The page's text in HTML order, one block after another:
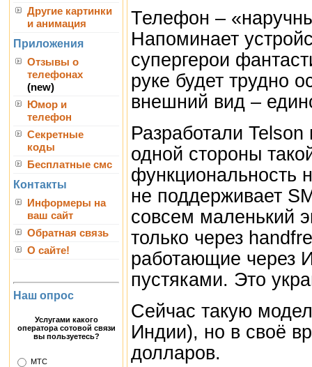
Другие картинки
и анимация
Приложения
Отзывы о
телефонах
(new)
Юмор и
телефон
Секретные
коды
Бесплатные смс
Контакты
Информеры на
ваш сайт
Обратная связь
О сайте!
Наш опрос
Услугами какого
оператора сотовой связи
вы пользуетесь?
МТС
Телефон –
Напоминает
супергерои
руке будет трудно
внешний вид –
Разработали
одной стороны
функциональность
не поддерживает
совсем маленький
только через
работающие через
пустяками. Это
Сейчас такую
Индии), но в своё
долларов.